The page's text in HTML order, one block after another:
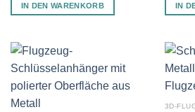
IN DEN WARENKORB IN